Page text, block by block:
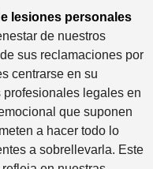
lesiones personales
de nuestros
sus reclamaciones por
centrarse en su
legales en
que suponen
a hacer todo lo
a sobrellevarla. Este